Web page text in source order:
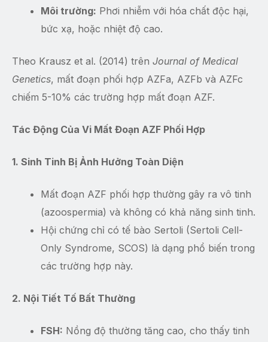
Môi trường: Phơi nhiễm với hóa chất độc hại,
bức xạ, hoặc nhiệt độ cao.
Theo Krausz et al. (2014) trên Journal of Medical
Genetics, mất đoạn phối hợp AZFa, AZFb và AZFc
chiếm 5-10% các trường hợp mất đoạn AZF.
Tác Động Của Vi Mất Đoạn AZF Phối Hợp
1. Sinh Tinh Bị Ảnh Hưởng Toàn Diện
Mất đoạn AZF phối hợp thường gây ra vô tinh
(azoospermia) và không có khả năng sinh tinh.
Hội chứng chỉ có tế bào Sertoli (Sertoli Cell-
Only Syndrome, SCOS) là dạng phổ biến trong
các trường hợp này.
2. Nội Tiết Tố Bất Thường
FSH: Nồng độ thường tăng cao, cho thấy tinh